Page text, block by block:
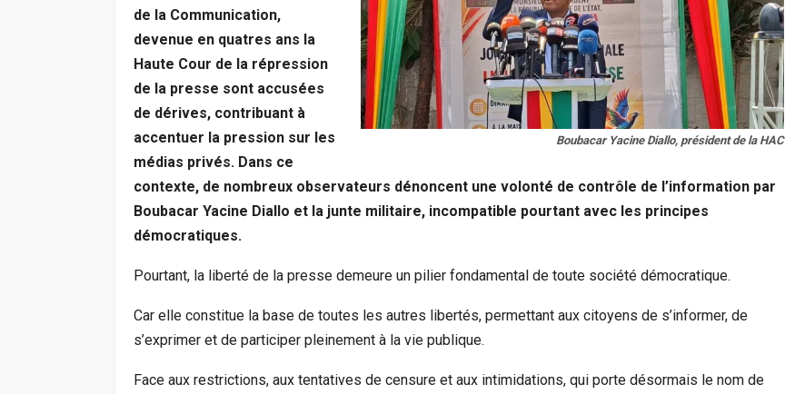
Boubacar Yacine Diallo, président de la HAC
de la Communication,
devenue en quatres ans la
Haute Cour de la répression
de la presse sont accusées
de dérives, contribuant à
accentuer la pression sur les
médias privés. Dans ce
contexte, de nombreux observateurs dénoncent une volonté de contrôle de l’information par
Boubacar Yacine Diallo et la junte militaire, incompatible pourtant avec les principes
démocratiques.
Pourtant, la liberté de la presse demeure un pilier fondamental de toute société démocratique.
Car elle constitue la base de toutes les autres libertés, permettant aux citoyens de s’informer, de
s’exprimer et de participer pleinement à la vie publique.
Face aux restrictions, aux tentatives de censure et aux intimidations, qui porte désormais le nom de